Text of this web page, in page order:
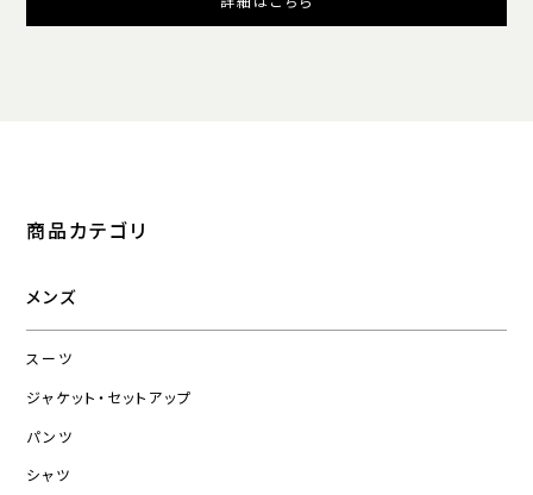
商品カテゴリ
メンズ
スーツ
ジャケット・セットアップ
パンツ
シャツ